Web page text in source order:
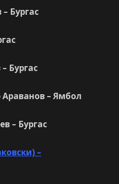
Бургас
Бургас
– Ямбол
– Бургас
–